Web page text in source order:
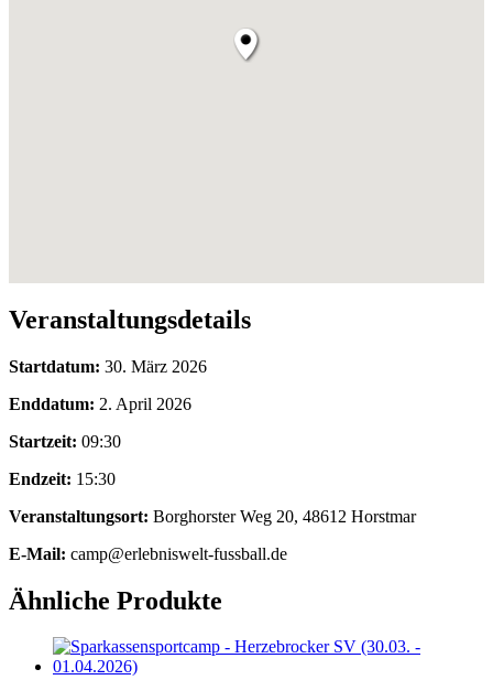
Veranstaltungsdetails
Startdatum: 30. März 2026
Enddatum: 2. April 2026
Startzeit: 09:30
Endzeit: 15:30
Veranstaltungsort: Borghorster Weg 20, 48612 Horstmar
E-Mail: camp@erlebniswelt-fussball.de
Ähnliche Produkte